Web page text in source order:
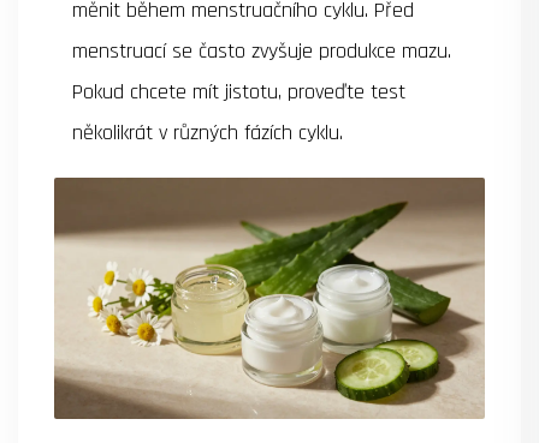
měnit během menstruačního cyklu. Před
menstruací se často zvyšuje produkce mazu.
Pokud chcete mít jistotu, proveďte test
několikrát v různých fázích cyklu.